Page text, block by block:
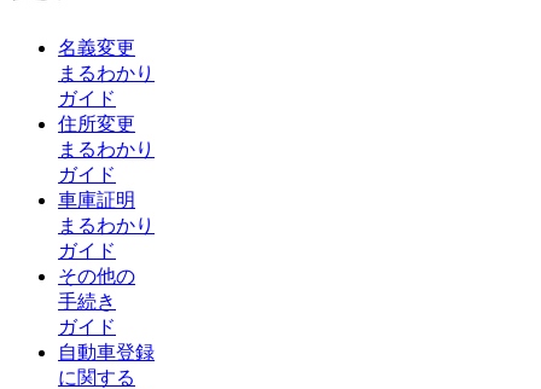
名義変更
まるわかり
ガイド
住所変更
まるわかり
ガイド
車庫証明
まるわかり
ガイド
その他の
手続き
ガイド
自動車登録
に関する